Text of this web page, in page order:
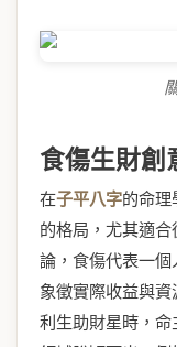
食傷生財創
在子平八字的命理
的格局，尤其適合
論，食傷代表一
象徵實際收益與
利生助財星時，